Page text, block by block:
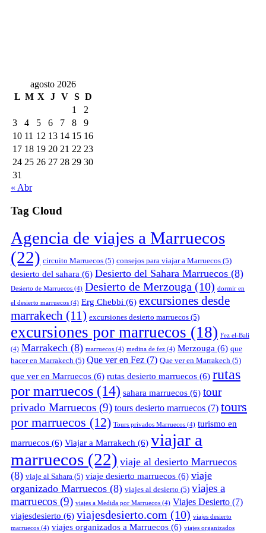
agosto 2026
L M X J V S D
1
2
3
4 5 6 7 8
9
10 11 12 13 14 15 16
17 18 19 20 21 22 23
24 25 26 27 28 29 30
31
« Abr
Tag Cloud
Agencia de viajes a Marruecos
(22) circuito Marruecos (5) consejos para viajar a Marruecos (5)
desierto del sahara (6) Desierto del Sahara Marruecos (8)
Desierto de Marruecos (4) Desierto de Merzouga (10) dormir en
el desierto marruecos (4) Erg Chebbi (6) excursiones desde
marrakech (11) excursiones desierto marruecos (5)
excursiones por marruecos (18) Fez el-Bali
(4) Marrakech (8) marruecos (4) medina de fez (4) Merzouga (6) que
hacer en Marrakech (5) Que ver en Fez (7) Que ver en Marrakech (5)
que ver en Marruecos (6) rutas desierto marruecos (6) rutas
por marruecos (14) sahara marruecos (6) tour
privado Marruecos (9) tours desierto marruecos (7) tours
por marruecos (12) Tours privados Marruecos (4) turismo en
marruecos (6) Viajar a Marrakech (6) viajar a
marruecos (22) viaje al desierto Marruecos
(8) viaje al Sahara (5) viaje desierto marruecos (6) viaje
organizado Marruecos (8) viajes al desierto (5) viajes a
marruecos (9) viajes a Medida por Marruecos (4) Viajes Desierto (7)
viajesdesierto (6) viajesdesierto.com (10) viajes desierto
marruecos (4) viajes organizados a Marruecos (6) viajes organizados